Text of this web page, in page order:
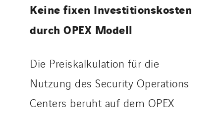
Keine fixen Investitionskosten
durch OPEX Modell
Die Preiskalkulation für die
Nutzung des Security Operations
Centers beruht auf dem OPEX